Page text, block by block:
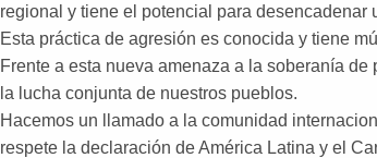
regional y tiene el potencial para desencadenar
Esta práctica de agresión es conocida y tiene
Frente a esta nueva amenaza a la soberanía
la lucha conjunta de nuestros pueblos.
Hacemos un llamado a la comunidad
respete la declaración de América Latina y el